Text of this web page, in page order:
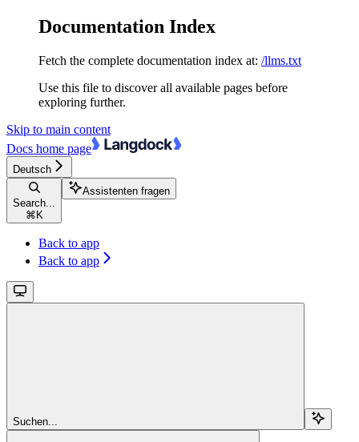
Documentation Index
Fetch the complete documentation index at: /llms.txt
Use this file to discover all available pages before
exploring further.
Skip to main content
Docs home page
Deutsch
Search...
⌘ K
Assistenten fragen
Back to app
Back to app
Suchen...